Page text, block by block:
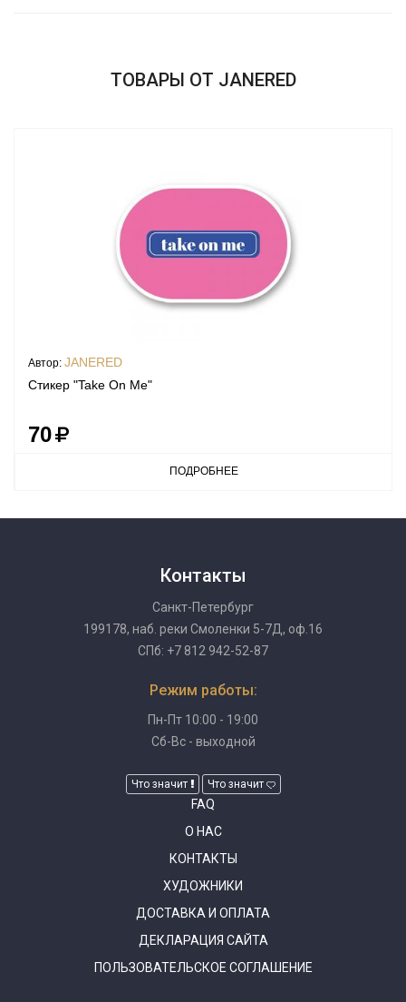
ТОВАРЫ ОТ JANERED
Автор: JANERED
Стикер "Take On Me"
70
ПОДРОБНЕЕ
Контакты
Санкт-Петербург
199178, наб. реки Смоленки 5-7Д, оф.16
СПб: +7 812 942-52-87
Режим работы:
Пн-Пт 10:00 - 19:00
Сб-Вс - выходной
Что значит Что значит
FAQ
О НАС
КОНТАКТЫ
ХУДОЖНИКИ
ДОСТАВКА И ОПЛАТА
ДЕКЛАРАЦИЯ САЙТА
ПОЛЬЗОВАТЕЛЬСКОЕ СОГЛАШЕНИЕ